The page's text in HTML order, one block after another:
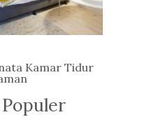
Kamar Tidur